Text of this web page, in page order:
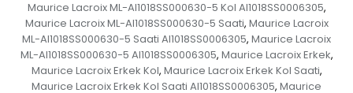
Maurice Lacroix ML-AI1018SS000630-5 Kol AI1018SS0006305,
Maurice Lacroix ML-AI1018SS000630-5 Saati, Maurice Lacroix
ML-AI1018SS000630-5 Saati AI1018SS0006305, Maurice Lacroix
ML-AI1018SS000630-5 AI1018SS0006305, Maurice Lacroix Erkek,
Maurice Lacroix Erkek Kol, Maurice Lacroix Erkek Kol Saati,
Maurice Lacroix Erkek Kol Saati AI1018SS0006305, Maurice